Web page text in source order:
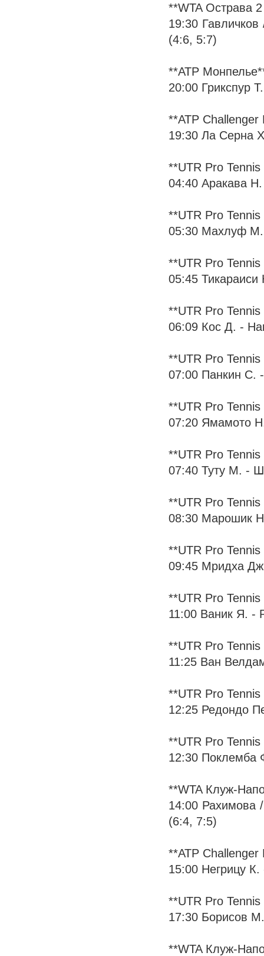
**WTA Острава
19:30
(4:6, 5:7)
**ATP
20:00 Грикспур
**ATP Challenger
19:30 Ла Серна
**UTR Pro
04:40 Аракава
**UTR Pro
05:30 Махлуф М.
**UTR Pro
05:45
**UTR Pro
06:09 Кос Д. -
**UTR Pro
07:00 Панкин С.
**UTR Pro
07:20 Ямамото
**UTR Pro
07:40 Туту М. -
**UTR Pro
08:30 Марошик
**UTR Pro
09:45 Мридха
**UTR Pro
11:00 Ваник Я. -
**UTR Pro
11:25 Ван
**UTR Pro
12:25 Редондо
**UTR Pro
12:30 Поклемба
**WTA Клуж-
14:00 Рахимова
(6:4, 7:5)
**ATP Challenger
15:00 Негрицу
**UTR Pro
17:30 Борисов
**WTA Клуж-